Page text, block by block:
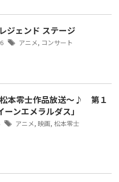
ジェンド ステージ
アニメ, コンサート
本零士作品放送～♪ 第１
ンエメラルダス」
アニメ, 映画, 松本零士